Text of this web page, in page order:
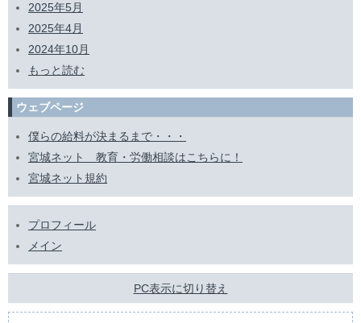
2025年5月
2025年4月
2024年10月
もっと読む
ウェブページ
僕らの給料が決まるまで・・・
宮城ネット 教育・労働相談はこちらに！
宮城ネット規約
プロフィール
メイン
PC表示に切り替え